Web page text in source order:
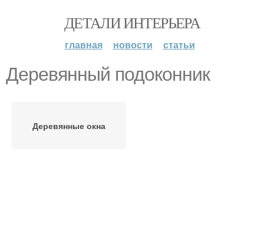
ДЕТАЛИ ИНТЕРЬЕРА
главная новости статьи
Деревянный подоконник
Деревянные окна